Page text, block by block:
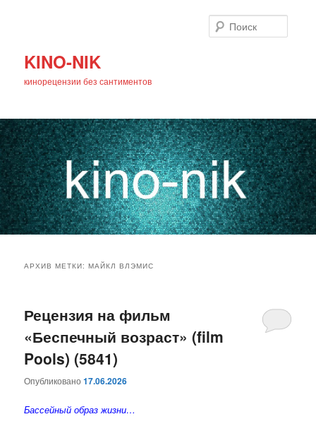
KINO-NIK
кинорецензии без сантиментов
основному
содержимому
дополнительному
содержимому
АРХИВ МЕТКИ:МАЙКЛ ВЛЭМИС
Рецензия на фильм
«Беспечный возраст» (film
Pools) (5841)
Опубликовано17.06.2026
Бассейный образ жизни…